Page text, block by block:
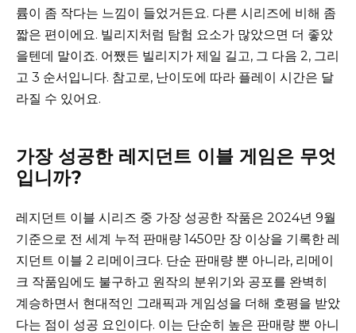
륨이 좀 작다는 느낌이 들었거든요. 다른 시리즈에 비해 좀
짧은 편이에요. 빌리지처럼 탐험 요소가 많았으면 더 좋았
을텐데 말이죠. 어쨌든 빌리지가 제일 길고, 그 다음 2, 그리
고 3 순서입니다. 참고로, 난이도에 따라 플레이 시간은 달
라질 수 있어요.
가장 성공한 레지던트 이블 게임은 무엇
입니까?
레지던트 이블 시리즈 중 가장 성공한 작품은 2024년 9월
기준으로 전 세계 누적 판매량 1450만 장 이상을 기록한 레
지던트 이블 2 리메이크다. 단순 판매량 뿐 아니라, 리메이
크 작품임에도 불구하고 원작의 분위기와 공포를 완벽히
계승하면서 현대적인 그래픽과 게임성을 더해 호평을 받았
다는 점이 성공 요인이다. 이는 단순히 높은 판매량 뿐 아니